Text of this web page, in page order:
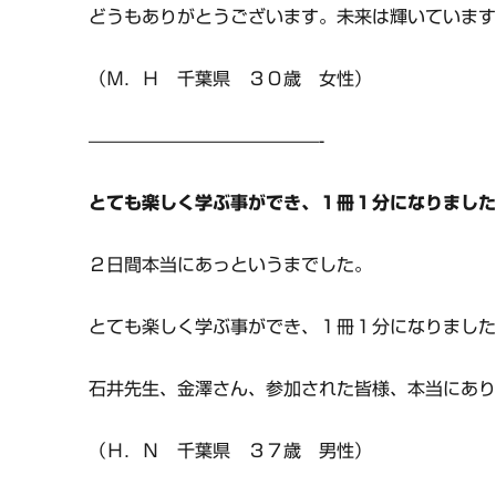
どうもありがとうございます。未来は輝いています
（Ｍ．Ｈ 千葉県 ３０歳 女性）
—————————————-
とても楽しく学ぶ事ができ、１冊１分になりました
２日間本当にあっというまでした。
とても楽しく学ぶ事ができ、１冊１分になりました
石井先生、金澤さん、参加された皆様、本当にあ
（Ｈ．Ｎ 千葉県 ３７歳 男性）